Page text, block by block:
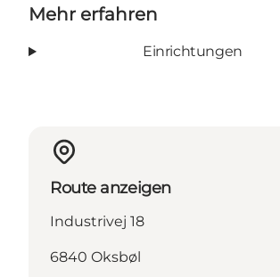
Mehr erfahren
Einrichtungen
Route anzeigen
Industrivej 18
6840 Oksbøl